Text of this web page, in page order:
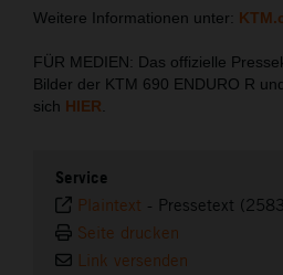
Weitere Informationen unter:
FÜR MEDIEN: Das offizielle
Bilder der KTM 690 ENDURO R
sich HIER
Service
Plaintext - Pressetext
Seite drucken
Link versenden